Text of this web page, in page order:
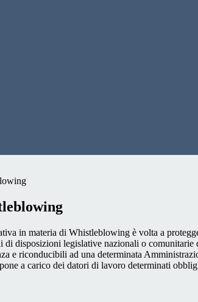
in materia di Whistleblowing è volta a
di disposizioni legislative nazionali o comunitarie
e riconducibili ad una determinata
a carico dei datori di lavoro determinati